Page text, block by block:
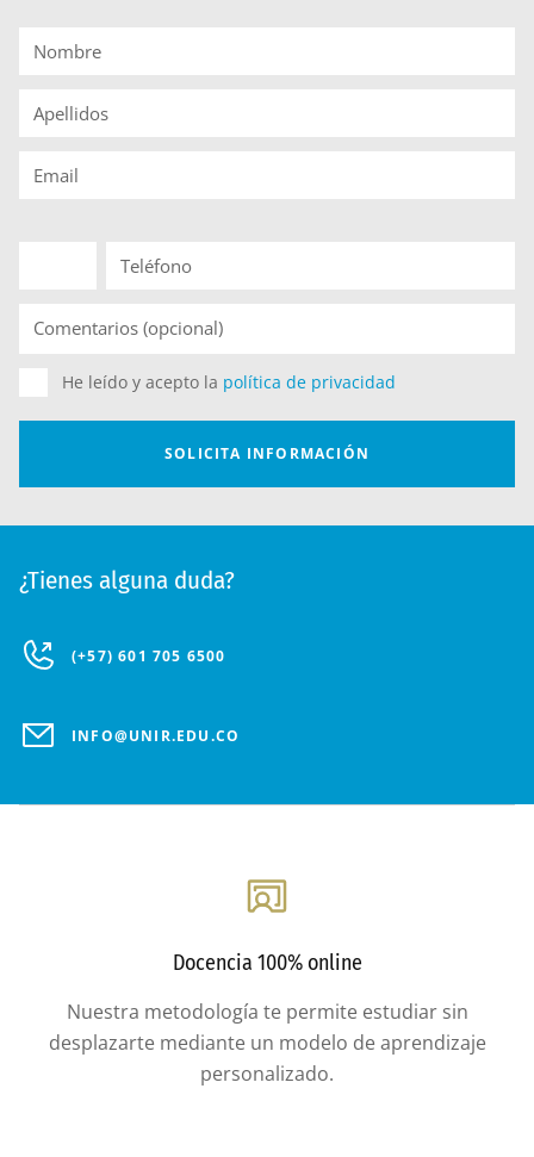
¿Tienes alguna duda?
(+57) 601 705 6500
INFO@UNIR.EDU.CO
Docencia 100% online
Nuestra metodología te permite estudiar sin
desplazarte mediante un modelo de aprendizaje
personalizado.